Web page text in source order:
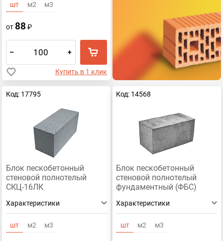
шт м2 м3
от 88 ₽
– +
Купить в 1 клик
Код: 17795
Блок пескобетонный
стеновой полнотелый
СКЦ-16ЛК
Характеристики
шт м2 м3
Код: 14568
Блок пескобетонный
стеновой полнотелый
фундаментный (ФБС)
Характеристики
шт м2 м3